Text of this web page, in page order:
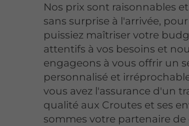
Nos prix sont raisonnables
sans surprise à l'arrivée,
puissiez maîtriser votre
attentifs à vos besoins et
engageons à vous offrir un
personnalisé et
vous avez l'assurance d'un
qualité aux Croutes et ses
sommes votre partenaire